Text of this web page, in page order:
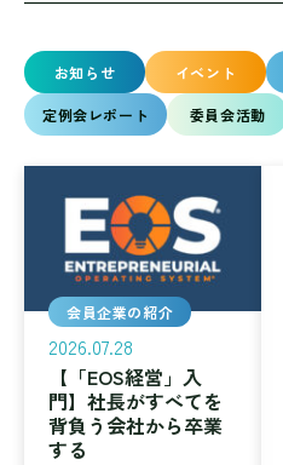
お知らせ イベント
定例会レポート 委員会活動
会員企業の紹介
2026.07.28
【「EOS経営」入
門】社長がすべてを
背負う会社から卒業
する